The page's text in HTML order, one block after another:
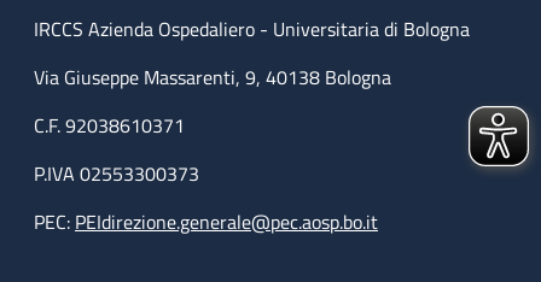
IRCCS Azienda Ospedaliero - Universitaria di Bologna
Via Giuseppe Massarenti, 9, 40138 Bologna
C.F. 92038610371
P.IVA 02553300373
PEC: PEIdirezione.generale@pec.aosp.bo.it